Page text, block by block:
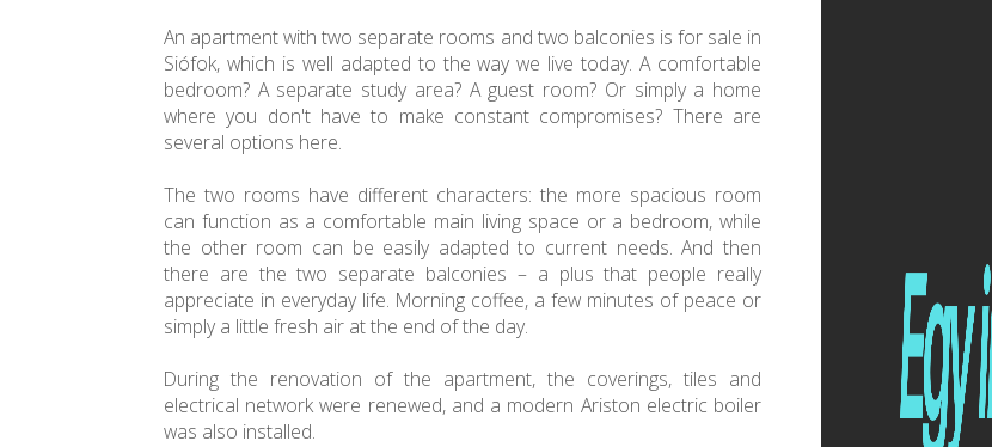
An apartment with two separate rooms and two balconies is for sale in
Siófok, which is well adapted to the way we live today. A comfortable
bedroom? A separate study area? A guest room? Or simply a home
where you don't have to make constant compromises? There are
several options here.
The two rooms have different characters: the more spacious room
can function as a comfortable main living space or a bedroom, while
the other room can be easily adapted to current needs. And then
there are the two separate balconies – a plus that people really
appreciate in everyday life. Morning coffee, a few minutes of peace or
simply a little fresh air at the end of the day.
During the renovation of the apartment, the coverings, tiles and
electrical network were renewed, and a modern Ariston electric boiler
was also installed.